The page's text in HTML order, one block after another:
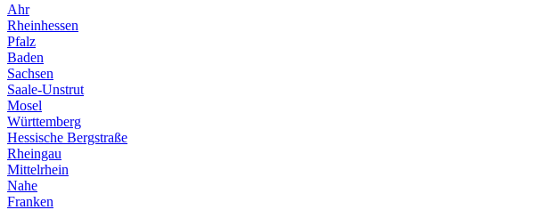
Ahr
Rheinhessen
Pfalz
Baden
Sachsen
Saale-Unstrut
Mosel
Württemberg
Hessische Bergstraße
Rheingau
Mittelrhein
Nahe
Franken